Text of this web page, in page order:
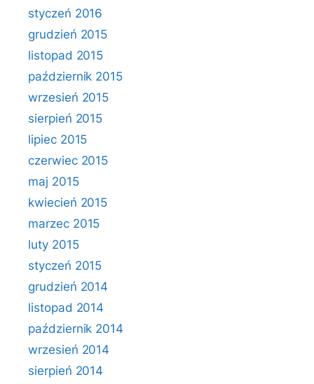
styczeń 2016
grudzień 2015
listopad 2015
październik 2015
wrzesień 2015
sierpień 2015
lipiec 2015
czerwiec 2015
maj 2015
kwiecień 2015
marzec 2015
luty 2015
styczeń 2015
grudzień 2014
listopad 2014
październik 2014
wrzesień 2014
sierpień 2014